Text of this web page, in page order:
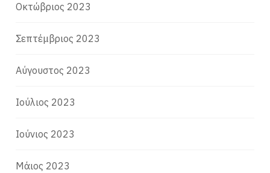
Οκτώβριος 2023
Σεπτέμβριος 2023
Αύγουστος 2023
Ιούλιος 2023
Ιούνιος 2023
Μάιος 2023